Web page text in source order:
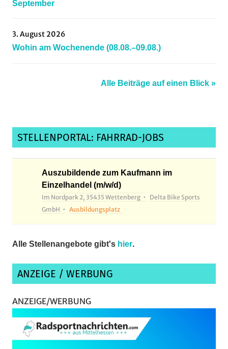
September
3. August 2026
Wohin am Wochenende (08.08.–09.08.)
Alle Beiträge auf einen Blick »
STELLENPORTAL: FAHRRAD-JOBS
Auszubildende zum Kaufmann im
Einzelhandel (m/w/d)
Im Nordpark 2, 35435 Wettenberg
Delta Bike Sports
GmbH
Ausbildungsplatz
Alle Stellenangebote gibt's hier.
ANZEIGE / WERBUNG
ANZEIGE/WERBUNG